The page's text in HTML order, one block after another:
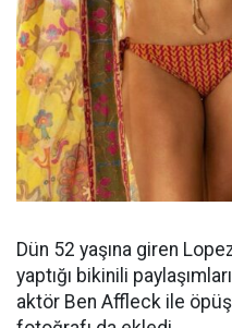
Dün 52 yaşına giren
yaptığı bikinili
aktör Ben Affleck ile